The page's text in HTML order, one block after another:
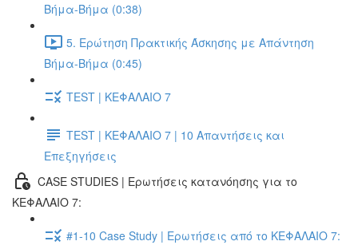
Βήμα-Βήμα (0:38)
5. Ερώτηση Πρακτικής Άσκησης με Απάντηση
Βήμα-Βήμα (0:45)
TEST | ΚΕΦΑΛΑΙΟ 7
TEST | ΚΕΦΑΛΑΙΟ 7 | 10 Απαντήσεις και
Επεξηγήσεις
CASE STUDIES | Ερωτήσεις κατανόησης για το
ΚΕΦΑΛΑΙΟ 7:
#1-10 Case Study | Ερωτήσεις από το ΚΕΦΑΛΑΙΟ 7: